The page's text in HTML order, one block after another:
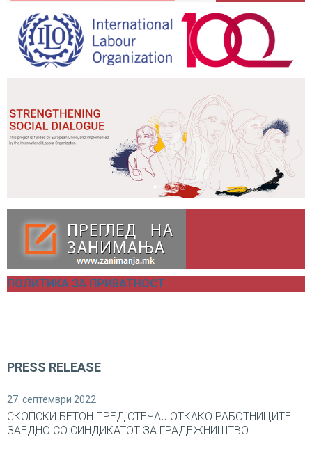
ПОЛИТИКА ЗА ПРИВАТНОСТ
PRESS RELEASE
27. септември 2022
СКОПСКИ БЕТОН ПРЕД СТЕЧАЈ ОТКАКО РАБОТНИЦИТЕ
ЗАЕДНО СО СИНДИКАТОТ ЗА ГРАДЕЖНИШТВО...